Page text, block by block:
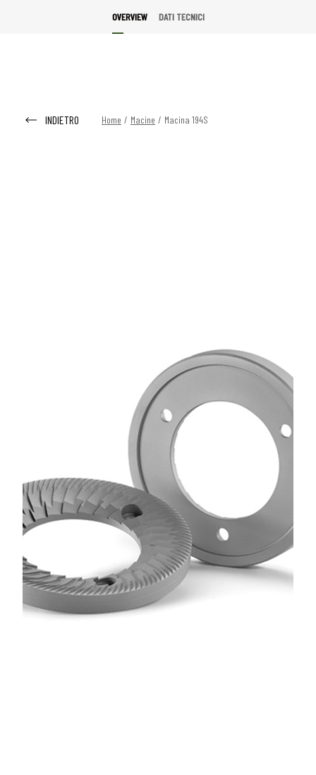
OVERVIEW DATI TECNICI
INDIETRO Home / Macine / Macina 194S